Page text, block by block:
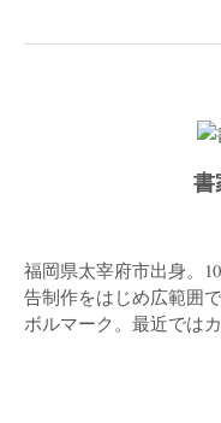
福岡県太宰府市出身。
告制作をはじめ広範囲
ボルマーク。最近では